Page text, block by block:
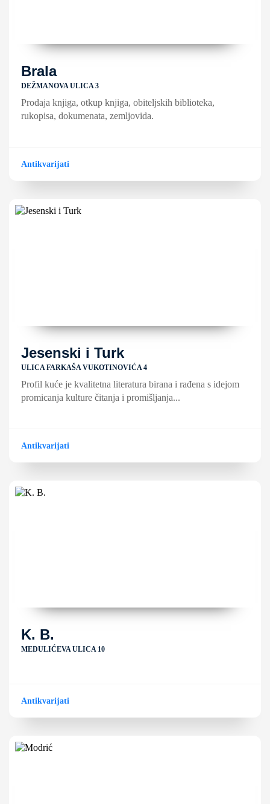
Brala
DEŽMANOVA ULICA 3
Prodaja knjiga, otkup knjiga, obiteljskih biblioteka,
rukopisa, dokumenata, zemljovida.
Antikvarijati
Jesenski i Turk
ULICA FARKAŠA VUKOTINOVIĆA 4
Profil kuće je kvalitetna literatura birana i rađena s idejom
promicanja kulture čitanja i promišljanja...
Antikvarijati
K. B.
MEDULIĆEVA ULICA 10
Antikvarijati